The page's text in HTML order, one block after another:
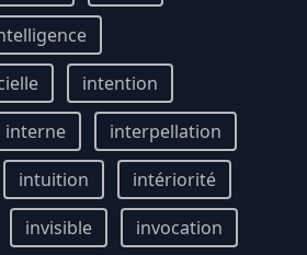
intention
interne
interpellation
intuition
intériorité
invisible
invocation